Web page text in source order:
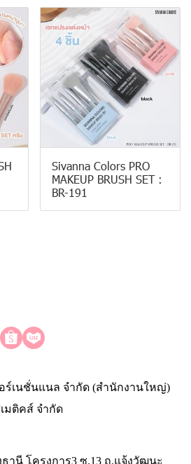
Sivanna Colors PRO
MAKEUP BRUSH SET :
BR-191
ร์เนชั่นแนล จำกัด (สำนักงานใหญ่)
มติคส์ จำกัด
านี โครงการ3 ซ.13 ถ.แจ้งวัฒนะ